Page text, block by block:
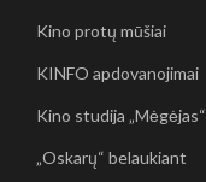
Kino protų mūšiai
KINFO apdovanojimai
Kino studija „Mėgėjas“
„Oskarų“ belaukiant